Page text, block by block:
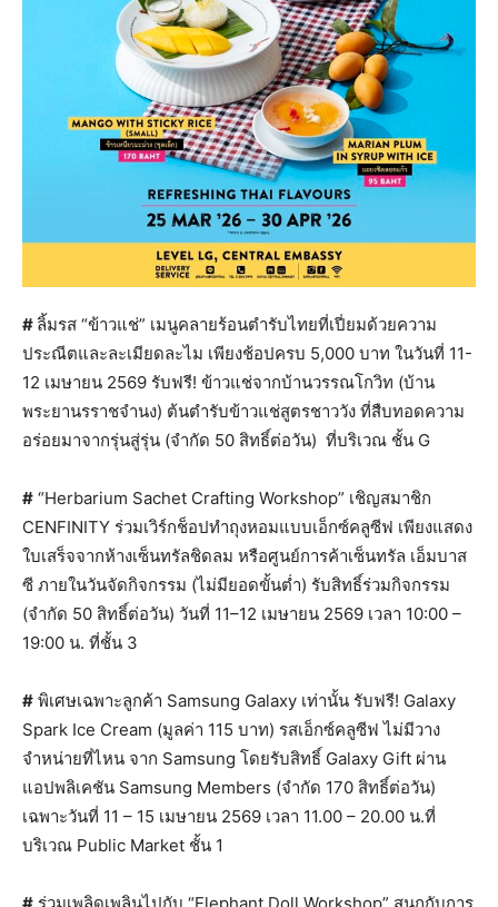
# ลิ้มรส “ข้าวแช่” เมนูคลายร้อนตำรับไทยที่เปี่ยมด้วยความ
ประณีตและละเมียดละไม เพียงช้อปครบ 5,000 บาท ในวันที่ 11-
12 เมษายน 2569 รับฟรี! ข้าวแช่จากบ้านวรรณโกวิท (บ้าน
พระยานรราชจำนง) ต้นตำรับข้าวแช่สูตรชาววัง ที่สืบทอดความ
อร่อยมาจากรุ่นสู่รุ่น (จำกัด 50 สิทธิ์ต่อวัน) ที่บริเวณ ชั้น G
# “Herbarium Sachet Crafting Workshop” เชิญสมาชิก
CENFINITY ร่วมเวิร์กช็อปทำถุงหอมแบบเอ็กซ์คลูซีฟ เพียงแสดง
ใบเสร็จจากห้างเซ็นทรัลชิดลม หรือศูนย์การค้าเซ็นทรัล เอ็มบาส
ซี ภายในวันจัดกิจกรรม (ไม่มียอดขั้นต่ำ) รับสิทธิ์ร่วมกิจกรรม
(จำกัด 50 สิทธิ์ต่อวัน) วันที่ 11–12 เมษายน 2569 เวลา 10:00 –
19:00 น. ที่ชั้น 3
# พิเศษเฉพาะลูกค้า Samsung Galaxy เท่านั้น รับฟรี! Galaxy
Spark Ice Cream (มูลค่า 115 บาท) รสเอ็กซ์คลูซีฟ ไม่มีวาง
จำหน่ายที่ไหน จาก Samsung โดยรับสิทธิ์ Galaxy Gift ผ่าน
แอปพลิเคชัน Samsung Members (จำกัด 170 สิทธิ์ต่อวัน)
เฉพาะวันที่ 11 – 15 เมษายน 2569 เวลา 11.00 – 20.00 น.ที่
บริเวณ Public Market ชั้น 1